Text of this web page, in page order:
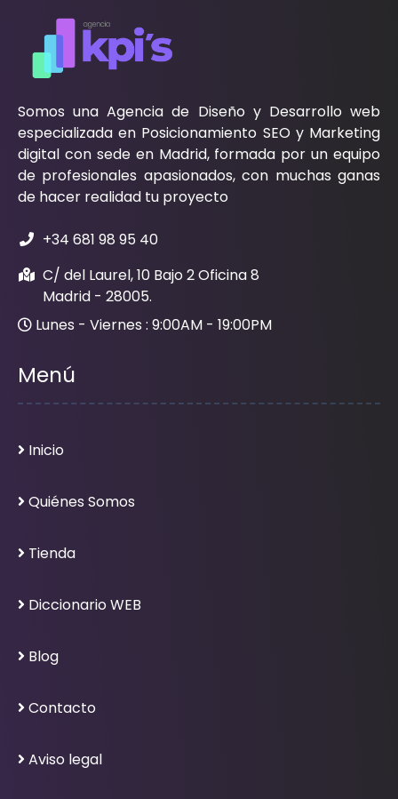
Somos una Agencia de Diseño y Desarrollo web
especializada en Posicionamiento SEO y Marketing
digital con sede en Madrid, formada por un equipo
de profesionales apasionados, con muchas ganas
de hacer realidad tu proyecto
+34 681 98 95 40
C/ del Laurel, 10 Bajo 2 Oficina 8
Madrid - 28005.
Lunes - Viernes : 9:00AM - 19:00PM
Menú
Inicio
Quiénes Somos
Tienda
Diccionario WEB
Blog
Contacto
Aviso legal